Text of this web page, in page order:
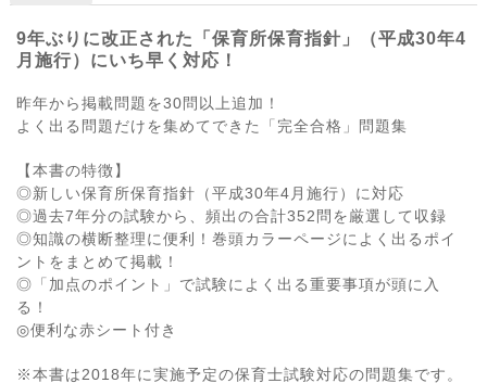
9年ぶりに改正された「保育所保育指針」（平成30年4
月施行）にいち早く対応！
昨年から掲載問題を30問以上追加！
よく出る問題だけを集めてできた「完全合格」問題集
【本書の特徴】
◎新しい保育所保育指針（平成30年4月施行）に対応
◎過去7年分の試験から、頻出の合計352問を厳選して収録
◎知識の横断整理に便利！巻頭カラーページによく出るポイ
ントをまとめて掲載！
◎「加点のポイント」で試験によく出る重要事項が頭に入
る！
◎便利な赤シート付き
※本書は2018年に実施予定の保育士試験対応の問題集です。